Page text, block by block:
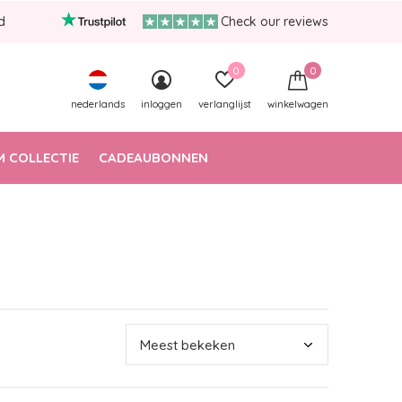
COLLECTIE CADEAUBONNEN
nederlands inloggen verlanglijst
0
winkelwagen
0
Check our reviews